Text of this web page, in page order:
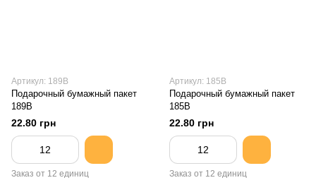
Артикул: 189B
Подарочный бумажный пакет
189B
22.80 грн
Заказ от 12 единиц
Артикул: 185B
Подарочный бумажный пакет
185B
22.80 грн
Заказ от 12 единиц